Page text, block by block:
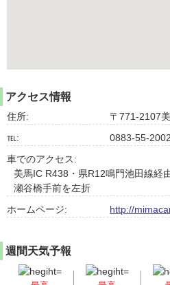
アクセス情報
住所:
〒771-2107
℡:
0883-55-2002
車でのアクセス:
美馬IC R438・県R12鳴門池田線経
瀬谷橋手前を左折
ホームページ:
http://
週間天気予報